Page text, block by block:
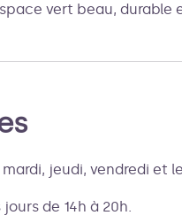
vert beau, durable
jeudi, vendredi et
de 14h à 20h.